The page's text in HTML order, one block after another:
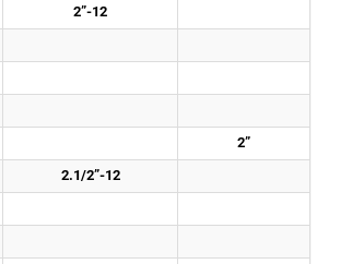
2”-12
2”
2.1/2”-12